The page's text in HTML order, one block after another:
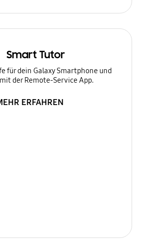
Smart Tutor
für dein Galaxy Smartphone und
der Remote-Service App.
ERFAHREN